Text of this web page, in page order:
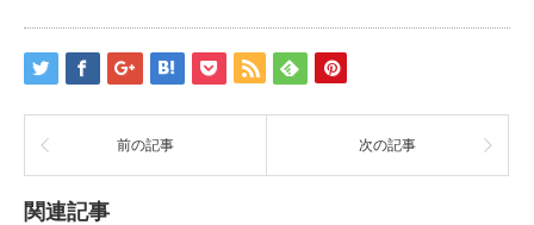
前の記事 次の記事
関連記事